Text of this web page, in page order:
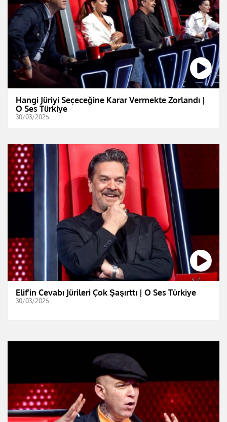
Hangi Jüriyi Seçeceğine Karar Vermekte Zorlandı |
O Ses Türkiye
30/03/2025
Elif'in Cevabı Jürileri Çok Şaşırttı | O Ses Türkiye
30/03/2025